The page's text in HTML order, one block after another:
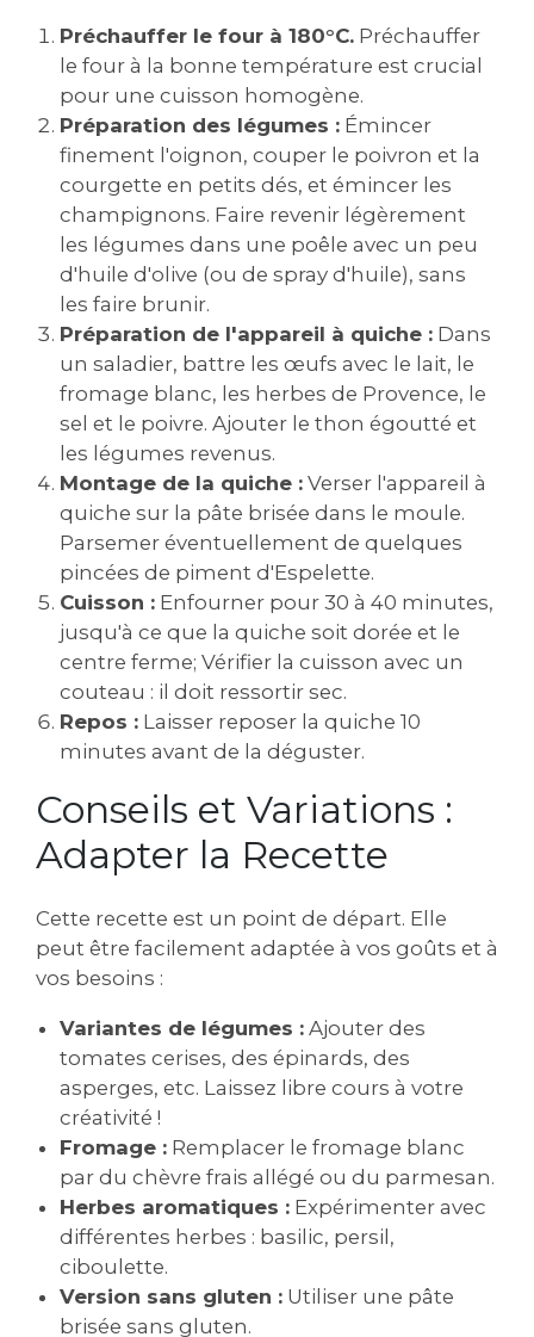
Préchauffer le four à 180°C. Préchauffer
le four à la bonne température est crucial
pour une cuisson homogène.
Préparation des légumes : Émincer
finement l'oignon, couper le poivron et la
courgette en petits dés, et émincer les
champignons. Faire revenir légèrement
les légumes dans une poêle avec un peu
d'huile d'olive (ou de spray d'huile), sans
les faire brunir.
Préparation de l'appareil à quiche : Dans
un saladier, battre les œufs avec le lait, le
fromage blanc, les herbes de Provence, le
sel et le poivre. Ajouter le thon égoutté et
les légumes revenus.
Montage de la quiche : Verser l'appareil à
quiche sur la pâte brisée dans le moule.
Parsemer éventuellement de quelques
pincées de piment d'Espelette.
Cuisson : Enfourner pour 30 à 40 minutes,
jusqu'à ce que la quiche soit dorée et le
centre ferme; Vérifier la cuisson avec un
couteau : il doit ressortir sec.
Repos : Laisser reposer la quiche 10
minutes avant de la déguster.
Conseils et Variations :
Adapter la Recette
Cette recette est un point de départ. Elle
peut être facilement adaptée à vos goûts et à
vos besoins :
Variantes de légumes : Ajouter des
tomates cerises, des épinards, des
asperges, etc. Laissez libre cours à votre
créativité !
Fromage : Remplacer le fromage blanc
par du chèvre frais allégé ou du parmesan.
Herbes aromatiques : Expérimenter avec
différentes herbes : basilic, persil,
ciboulette.
Version sans gluten : Utiliser une pâte
brisée sans gluten.